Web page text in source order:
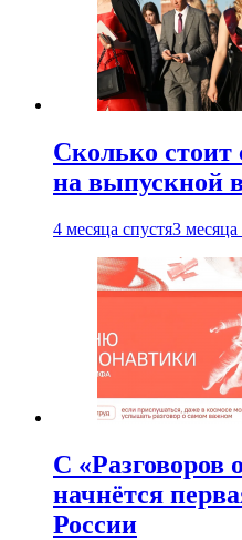
Сколько
на выпускной
4 месяца спустя3 месяца
С «Разговоров
начнётся
России